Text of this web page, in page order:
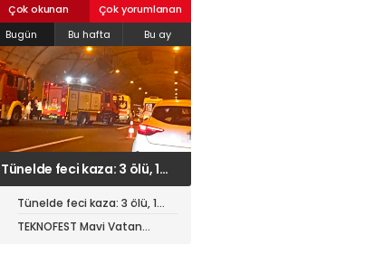
Çok okunan
Çok yorumlanan
Bugün
Bu hafta Bu ay
TEKNOFEST Mavi Vatan
öncesi toplantı yapıldı
Tünelde feci kaza: 3 ölü, 1
ağır yaralı
TEKNOFEST Mavi Vatan